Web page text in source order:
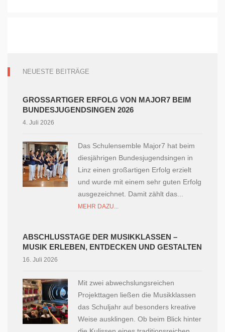
NEUESTE BEITRÄGE
GROSSARTIGER ERFOLG VON MAJOR7 BEIM B
UNDESJUGENDSINGEN 2026
4. Juli 2026
Das Schulensemble Major7 hat beim
diesjährigen Bundesjugendsingen in
Linz einen großartigen Erfolg erzielt
und wurde mit einem sehr guten Erfolg
ausgezeichnet. Damit zählt das...
MEHR DAZU...
ABSCHLUSSTAGE DER MUSIKKLASSEN –
MUSIK ERLEBEN, ENTDECKEN UND GESTALTEN
16. Juli 2026
Mit zwei abwechslungsreichen
Projekttagen ließen die Musikklassen
das Schuljahr auf besonders kreative
Weise ausklingen. Ob beim Blick hinter